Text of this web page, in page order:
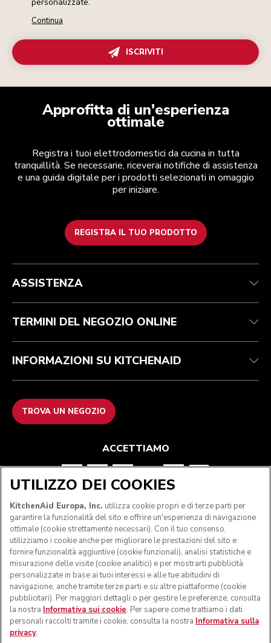
Continua
ISCRIVITI
Approfitta di un'esperienza
ottimale
Registra i tuoi elettrodomestici da cucina in tutta
tranquillità. Se necessarie, riceverai notifiche di assistenza
e una guida digitale per i prodotti selezionati in omaggio
per iniziare.
REGISTRA IL TUO PRODOTTO
Health Check
Traccia il tuo ordine
Garanzia e documentazione
FAQ
Termini e condizioni
Resi e rimborsi
Imprint
ODR
Per il marchio
Trova un negozio
ASSISTENZA
TERMINI DEL NEGOZIO ONLINE
INFORMAZIONI SU KITCHENAID
TROVA UN NEGOZIO
ACCETTIAMO
SEGUICI
UTILIZZO DEI COOKIES
KitchenAid Europa, Inc. utilizza cookie propri e di terze parti per
garantire la funzionalità del sito e offrire un'esperienza di navigazione
ottimale (cookie strettamente necessari). Con il tuo consenso,
utilizziamo i cookie anche per migliorare le prestazioni del sito e
fornire funzionalità aggiuntive (cookie funzionali), analisi statistiche e
misurazione delle visite (cookie analitici) e per mostrarti pubblicità
personalizzate in base ai tuoi interessi e alle tue abitudini di
navigazione, anche tramite terze parti e su altre piattaforme (cookie
pubblicitari). Per maggiori dettagli o per gestire le preferenze, consulta
la nostra Informativa sui cookie. Per sapere come trattiamo i dati
personali raccolti tramite i cookie, consulta la nostra Informativa sulla
privacy.